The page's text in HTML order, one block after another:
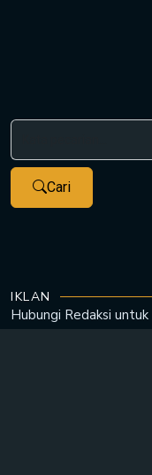
Cari
IKLAN
Hubungi Redaksi untuk